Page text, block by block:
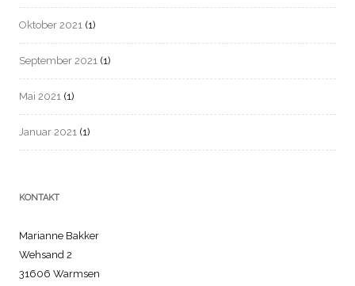
Oktober 2021 (1)
September 2021 (1)
Mai 2021 (1)
Januar 2021 (1)
KONTAKT
Marianne Bakker
Wehsand 2
31606 Warmsen